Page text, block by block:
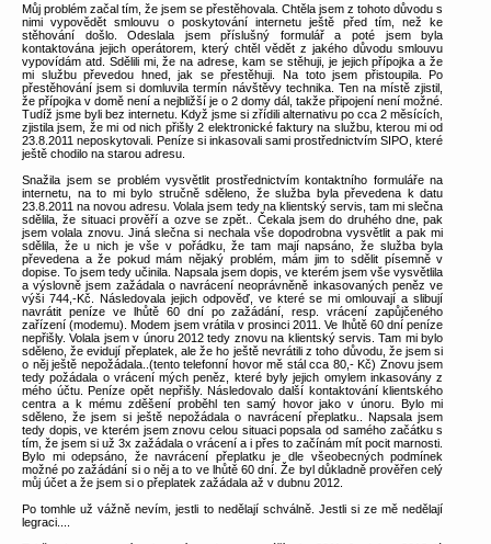
Můj problém začal tím, že jsem se přestěhovala. Chtěla jsem z tohoto důvodu s
nimi vypovědět smlouvu o poskytování internetu ještě před tím, než ke
stěhování došlo. Odeslala jsem příslušný formulář a poté jsem byla
kontaktována jejich operátorem, který chtěl vědět z jakého důvodu smlouvu
vypovídám atd. Sdělili mi, že na adrese, kam se stěhuji, je jejich přípojka a že
mi službu převedou hned, jak se přestěhuji. Na toto jsem přistoupila. Po
přestěhování jsem si domluvila termín návštěvy technika. Ten na místě zjistil,
že přípojka v domě není a nejbližší je o 2 domy dál, takže připojení není možné.
Tudíž jsme byli bez internetu. Když jsme si zřídili alternativu po cca 2 měsících,
zjistila jsem, že mi od nich přišly 2 elektronické faktury na službu, kterou mi od
23.8.2011 neposkytovali. Peníze si inkasovali sami prostřednictvím SIPO, které
ještě chodilo na starou adresu.
Snažila jsem se problém vysvětlit prostřednictvím kontaktního formuláře na
internetu, na to mi bylo stručně sděleno, že služba byla převedena k datu
23.8.2011 na novou adresu. Volala jsem tedy na klientský servis, tam mi slečna
sdělila, že situaci prověří a ozve se zpět.. Čekala jsem do druhého dne, pak
jsem volala znovu. Jiná slečna si nechala vše dopodrobna vysvětlit a pak mi
sdělila, že u nich je vše v pořádku, že tam mají napsáno, že služba byla
převedena a že pokud mám nějaký problém, mám jim to sdělit písemně v
dopise. To jsem tedy učinila. Napsala jsem dopis, ve kterém jsem vše vysvětlila
a výslovně jsem zažádala o navrácení neoprávněně inkasovaných peněz ve
výši 744,-Kč. Následovala jejich odpověď, ve které se mi omlouvají a slibují
navrátit peníze ve lhůtě 60 dní po zažádání, resp. vrácení zapůjčeného
zařízení (modemu). Modem jsem vrátila v prosinci 2011. Ve lhůtě 60 dní peníze
nepřišly. Volala jsem v únoru 2012 tedy znovu na klientský servis. Tam mi bylo
sděleno, že evidují přeplatek, ale že ho ještě nevrátili z toho důvodu, že jsem si
o něj ještě nepožádala..(tento telefonní hovor mě stál cca 80,- Kč) Znovu jsem
tedy požádala o vrácení mých peněz, které byly jejich omylem inkasovány z
mého účtu. Peníze opět nepřišly. Následovalo další kontaktování klientského
centra a k mému zděšení proběhl ten samý hovor jako v únoru. Bylo mi
sděleno, že jsem si ještě nepožádala o navrácení přeplatku.. Napsala jsem
tedy dopis, ve kterém jsem znovu celou situaci popsala od samého začátku s
tím, že jsem si už 3x zažádala o vrácení a i přes to začínám mít pocit marnosti.
Bylo mi odepsáno, že navrácení přeplatku je dle všeobecných podmínek
možné po zažádání si o něj a to ve lhůtě 60 dní. Že byl důkladně prověřen celý
můj účet a že jsem si o přeplatek zažádala až v dubnu 2012.
Po tomhle už vážně nevím, jestli to nedělají schválně. Jestli si ze mě nedělají
legraci....